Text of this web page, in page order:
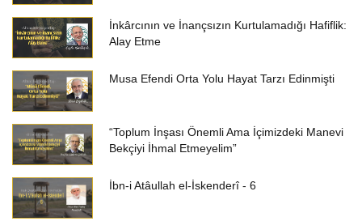
İnkârcının ve İnançsızın Kurtulamadığı Hafiflik:
Alay Etme
Musa Efendi Orta Yolu Hayat Tarzı Edinmişti
“Toplum İnşası Önemli Ama İçimizdeki Manevi
Bekçiyi İhmal Etmeyelim”
İbn-i Atâullah el-İskenderî - 6